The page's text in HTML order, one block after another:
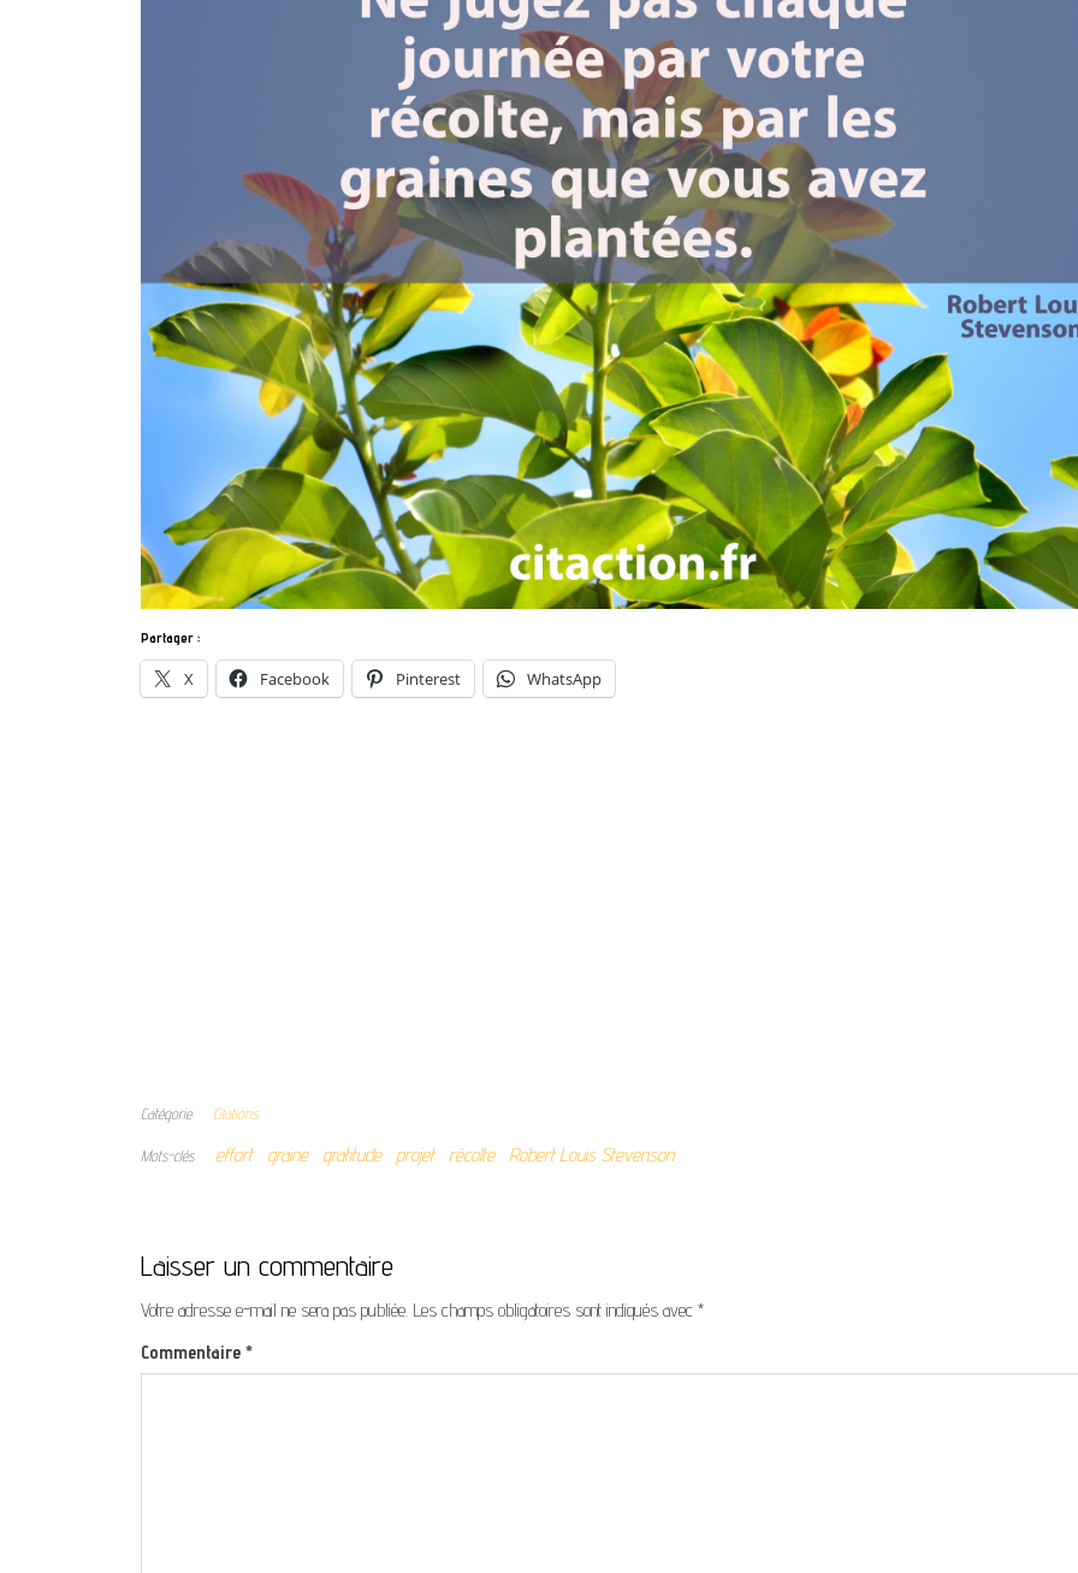
Partager :
X Facebook Pinterest WhatsApp
Catégorie Citations
Mots-clés effort graine gratitude projet récolte Robert Louis Stevenson
Laisser un commentaire
Votre adresse e-mail ne sera pas publiée. Les champs obligatoires sont indiqués avec *
Commentaire *